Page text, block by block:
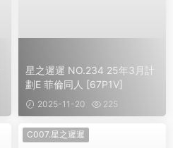
星之遲遲 NO.234 25年3月計
劃E 菲倫同人 [67P1V]
2025-11-20 225
C007.星之遲遲